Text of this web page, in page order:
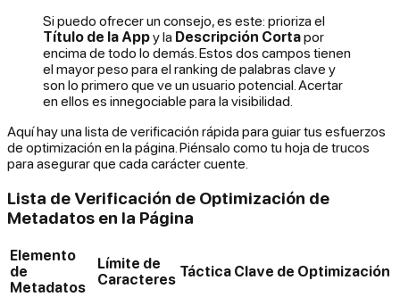
Si puedo ofrecer un consejo, es este: prioriza el
Título de la Appy la Descripción Cortapor
encima de todo lo demás. Estos dos campos tienen
el mayor peso para el ranking de palabras clave y
son lo primero que ve un usuario potencial. Acertar
en ellos es innegociable para la visibilidad.
Aquí hay una lista de verificación rápida para guiar tus esfuerzos
de optimización en la página. Piénsalo como tu hoja de trucos
para asegurar que cada carácter cuente.
Lista de Verificación de Optimización de
Metadatos en la Página
Elemento
de
Metadatos
Límite de
Caracteres Táctica Clave de Optimización